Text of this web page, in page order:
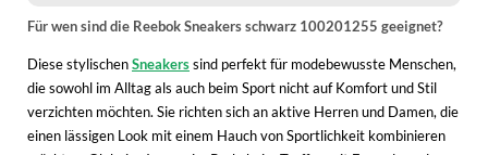
Für wen sind die Reebok Sneakers schwarz 100201255 geeignet?
Diese stylischenSneakerssind perfekt für modebewusste Menschen,
die sowohl im Alltag als auch beim Sport nicht auf Komfort und Stil
verzichten möchten. Sie richten sich an aktive Herren und Damen, die
einen lässigen Look mit einem Hauch von Sportlichkeit kombinieren